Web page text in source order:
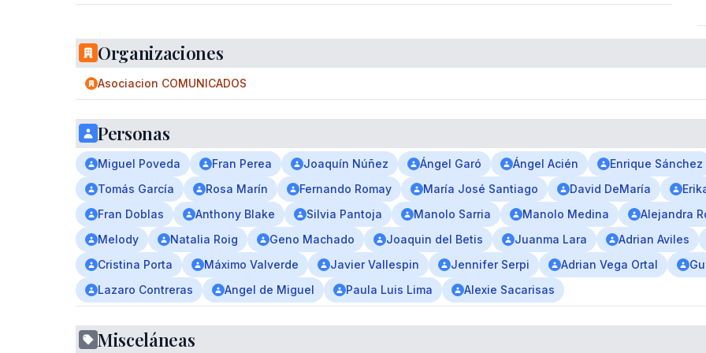
Organizaciones
Asociacion COMUNICADOS
Personas
Miguel Poveda Fran Perea Joaquín Núñez Ángel Garó Ángel Acién
Enrique Sánchez
Tomás García
Rosa Marín Fernando Romay María José Santiago David DeMaría
Fran Doblas
Anthony Blake Silvia Pantoja Manolo Sarria Manolo Medina
Alejandra
Melody
Natalia Roig Geno Machado Joaquin del Betis Juanma Lara
Adrian Aviles
Cristina Porta
Máximo Valverde Javier Vallespin Jennifer Serpi Adrian Vega Ortal
Lazaro Contreras
Angel de Miguel Paula Luis Lima Alexie Sacarisas
Misceláneas